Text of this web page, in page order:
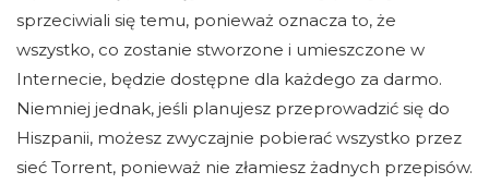
sprzeciwiali się temu, ponieważ oznacza to, że
wszystko, co zostanie stworzone i umieszczone w
Internecie, będzie dostępne dla każdego za darmo.
Niemniej jednak, jeśli planujesz przeprowadzić się do
Hiszpanii, możesz zwyczajnie pobierać wszystko przez
sieć Torrent, ponieważ nie złamiesz żadnych przepisów.